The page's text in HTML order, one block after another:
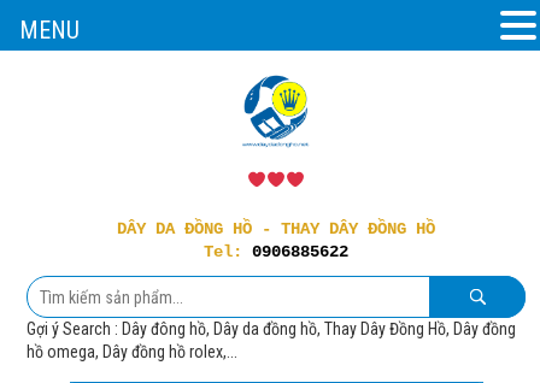
DÂY DA ĐỒNG HỒ - THAY DÂY ĐỒNG HỒ
Tel: 0906885622
Gợi ý Search : Dây đông hồ, Dây da đồng hồ, Thay Dây Đồng Hồ, Dây đồng
hồ omega, Dây đồng hồ rolex,...
MENU